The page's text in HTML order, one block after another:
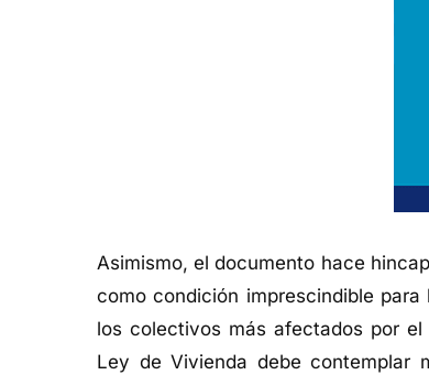
Asimismo, el documento hace
como condición imprescindible
los colectivos más afectados por
Ley de Vivienda debe contemplar